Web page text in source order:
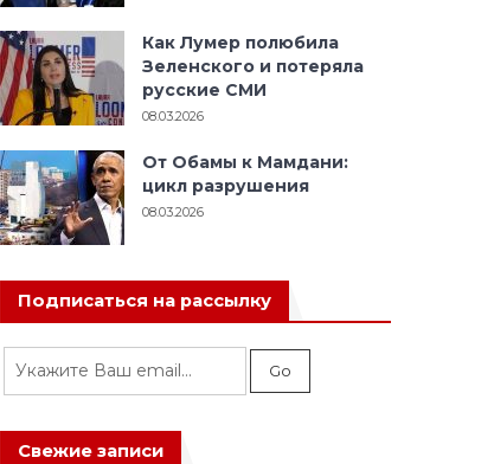
Как Лумер полюбила
Зеленского и потеряла
русские СМИ
08.03.2026
От Обамы к Мамдани:
цикл разрушения
08.03.2026
Подписаться на рассылку
Свежие записи